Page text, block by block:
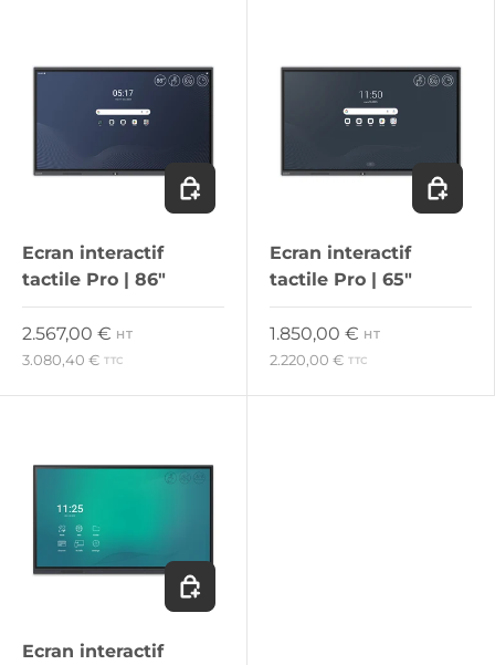
Ecran interactif
tactile Pro | 86"
Prix habituel
2.567,00 € HT
3.080,40 € TTC
Ajouter au panier
Ecran interactif
tactile Pro | 65"
Prix habituel
1.850,00 € HT
2.220,00 € TTC
Ajouter
Ecran interactif
Ajouter au panier